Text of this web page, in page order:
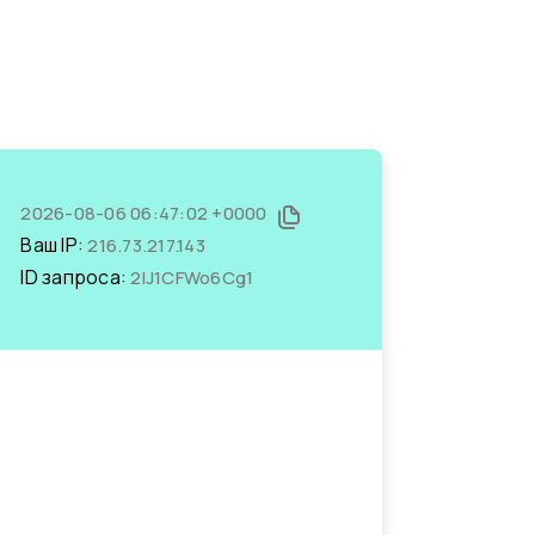
2026-08-06 06:47:02 +0000
Ваш IP:216.73.217.143
ID запроса:2lJ1CFWo6Cg1